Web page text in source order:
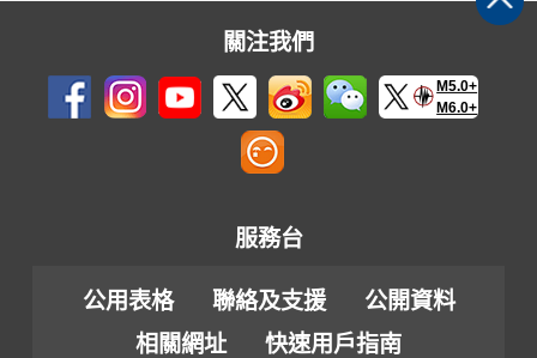
關注我們
M5.0+
M6.0+
服務台
公用表格 聯絡及支援
公開資料
相關網址
快速用戶指南